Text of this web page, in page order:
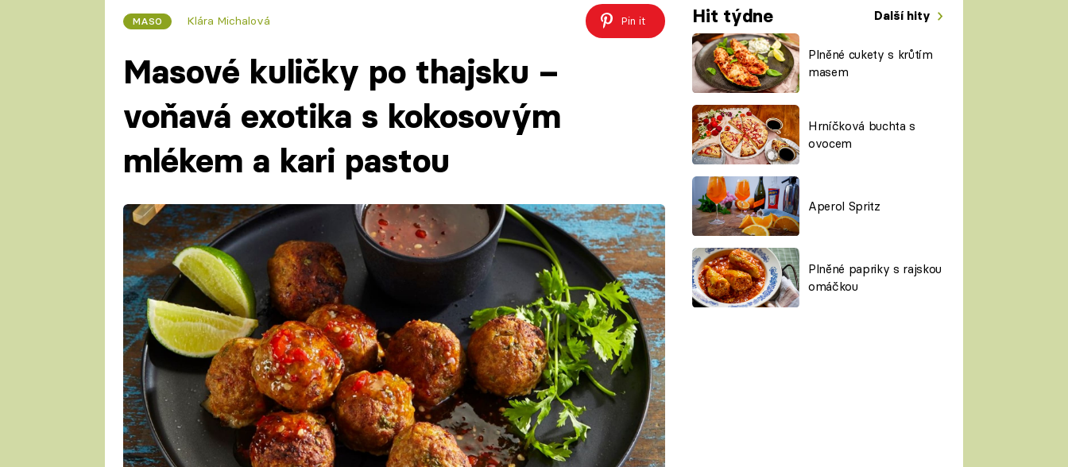
KUCHAŘKA
ČASOPIS
MASO Klára Michalová Pin it Hit týdne Další hity
Plněné cukety s krůtím
masem
Hrníčková buchta s
ovocem
Aperol Spritz
Plněné papriky s rajskou
omáčkou
Masové kuličky po thajsku –
voňavá exotika s kokosovým
mlékem a kari pastou